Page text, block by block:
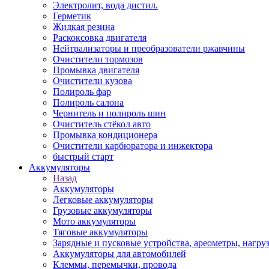
Электролит, вода дистил.
Герметик
Жидкая резина
Раскоксовка двигателя
Нейтрализаторы и преобразователи ржавчины
Очистители тормозов
Промывка двигателя
Очистители кузова
Полироль фар
Полироль салона
Чернитель и полироль шин
Очиститель стёкол авто
Промывка кондиционера
Очистители карбюратора и инжектора
быстрый старт
Аккумуляторы
Назад
Аккумуляторы
Легковые аккумуляторы
Грузовые аккумуляторы
Мото аккумуляторы
Тяговые аккумуляторы
Зарядные и пусковые устройства, ареометры,
Аккумуляторы для автомобилей
Клеммы, перемычки, провода